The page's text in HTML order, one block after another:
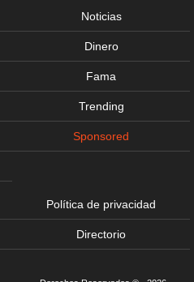
Noticias
Dinero
Fama
Trending
Sponsored
Política de privacidad
Directorio